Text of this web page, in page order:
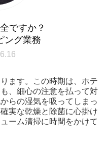
ですか？
ング業務
ます。この時期は、ホテ
、細心の注意を払って対
らの湿気を吸ってしまっ
実な乾燥と除菌に心掛け
ーム清掃に時間をかけて